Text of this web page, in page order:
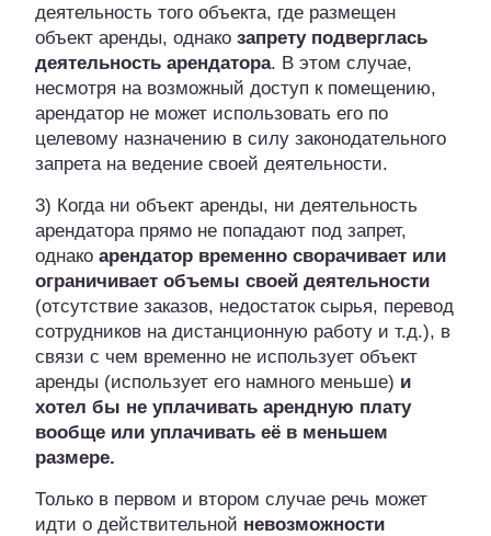
деятельность того объекта, где размещен
объект аренды, однако запрету подверглась
деятельность арендатора. В этом случае,
несмотря на возможный доступ к помещению,
арендатор не может использовать его по
целевому назначению в силу законодательного
запрета на ведение своей деятельности.
3) Когда ни объект аренды, ни деятельность
арендатора прямо не попадают под запрет,
однако арендатор временно сворачивает или
ограничивает объемы своей деятельности
(отсутствие заказов, недостаток сырья, перевод
сотрудников на дистанционную работу и т.д.), в
связи с чем временно не использует объект
аренды (использует его намного меньше) и
хотел бы не уплачивать арендную плату
вообще или уплачивать её в меньшем
размере.
Только в первом и втором случае речь может
идти о действительной невозможности